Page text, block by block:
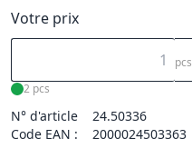
Votre prix
pcs
2 pcs
N° d'article
24.50336
Code EAN :
2000024503363